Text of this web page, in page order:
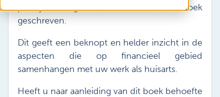
Mijn Sibbing
Contact
praktijk gebaseerd informatieboek
geschreven.
Dit geeft een beknopt en helder inzicht in de
aspecten die op financieel gebied
samenhangen met uw werk als huisarts.
Heeft u naar aanleiding van dit boek behoefte